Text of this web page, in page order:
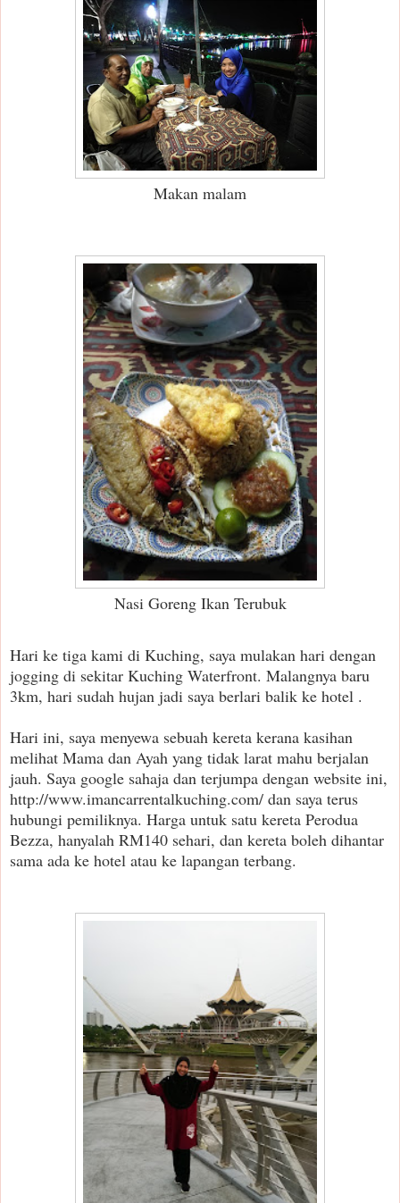
Makan malam
Nasi Goreng Ikan Terubuk
Hari ke tiga kami di Kuching, saya mulakan hari dengan
jogging di sekitar Kuching Waterfront. Malangnya baru
3km, hari sudah hujan jadi saya berlari balik ke hotel .
Hari ini, saya menyewa sebuah kereta kerana kasihan
melihat Mama dan Ayah yang tidak larat mahu berjalan
jauh. Saya google sahaja dan terjumpa dengan website ini,
http://www.imancarrentalkuching.com/ dan saya terus
hubungi pemiliknya. Harga untuk satu kereta Perodua
Bezza, hanyalah RM140 sehari, dan kereta boleh dihantar
sama ada ke hotel atau ke lapangan terbang.